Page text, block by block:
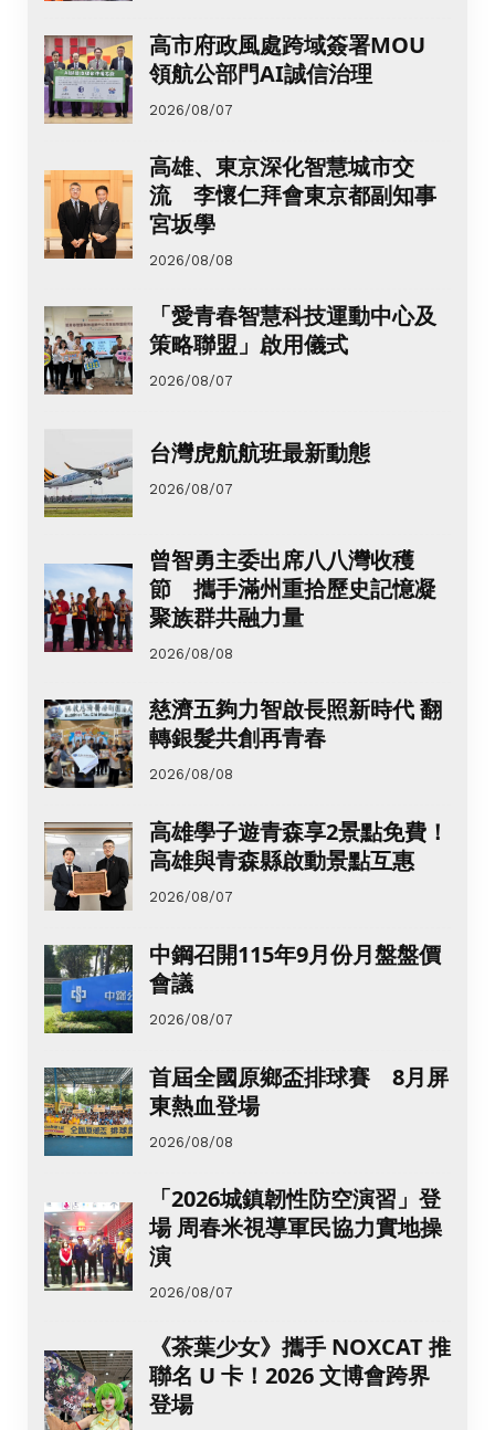
高市府政風處跨域簽署MOU
領航公部門AI誠信治理
2026/08/07
高雄、東京深化智慧城市交
流 李懷仁拜會東京都副知事
宮坂學
2026/08/08
「愛青春智慧科技運動中心及
策略聯盟」啟用儀式
2026/08/07
台灣虎航航班最新動態
2026/08/07
曾智勇主委出席八八灣收穫
節 攜手滿州重拾歷史記憶凝
聚族群共融力量
2026/08/08
慈濟五夠力智啟長照新時代 翻
轉銀髮共創再青春
2026/08/08
高雄學子遊青森享2景點免費！
高雄與青森縣啟動景點互惠
2026/08/07
中鋼召開115年9月份月盤盤價
會議
2026/08/07
首屆全國原鄉盃排球賽 8月屏
東熱血登場
2026/08/08
「2026城鎮韌性防空演習」登
場 周春米視導軍民協力實地操
演
2026/08/07
《茶葉少女》攜手 NOXCAT 推
聯名 U 卡！2026 文博會跨界
登場